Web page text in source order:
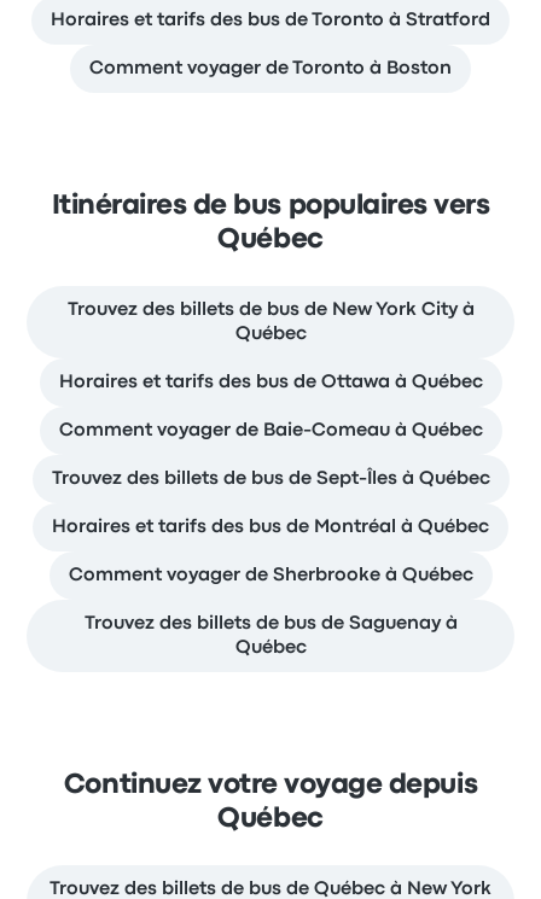
Horaires et tarifs des bus de Toronto à Stratford
Comment voyager de Toronto à Boston
Itinéraires de bus populaires vers
Québec
Trouvez des billets de bus de New York City à
Québec
Horaires et tarifs des bus de Ottawa à Québec
Comment voyager de Baie-Comeau à Québec
Trouvez des billets de bus de Sept-Îles à Québec
Horaires et tarifs des bus de Montréal à Québec
Comment voyager de Sherbrooke à Québec
Trouvez des billets de bus de Saguenay à
Québec
Continuez votre voyage depuis
Québec
Trouvez des billets de bus de Québec à New York